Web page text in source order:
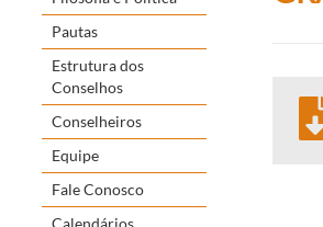
Pautas
Estrutura dos
Conselhos
Conselheiros
Equipe
Fale Conosco
Calendários